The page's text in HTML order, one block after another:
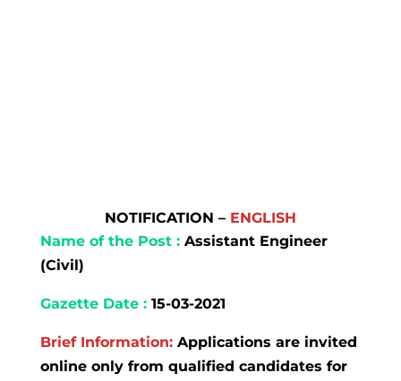
NOTIFICATION – ENGLISH
Name of the Post : Assistant Engineer
(Civil)
Gazette Date: 15-03-2021
Brief Information: Applications are invited
online only from qualified candidates for